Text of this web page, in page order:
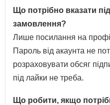
Що потрібно вказати
замовлення?
Лише посилання на
Пароль від акаунта не
розраховувати обсяг
під лайки не треба.
Що робити, якщо